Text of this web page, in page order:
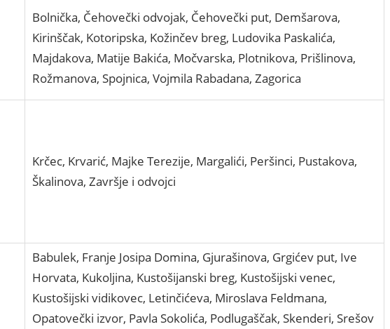
Bolnička, Čehovečki odvojak, Čehovečki put, Demšarova,
Kirinščak, Kotoripska, Kožinčev breg, Ludovika Paskalića,
Majdakova, Matije Bakića, Močvarska, Plotnikova, Prišlinova,
Rožmanova, Spojnica, Vojmila Rabadana, Zagorica
Krčec, Krvarić, Majke Terezije, Margalići, Peršinci, Pustakova,
Škalinova, Završje i odvojci
Babulek, Franje Josipa Domina, Gjurašinova, Grgićev put, Ive
Horvata, Kukoljina, Kustošijanski breg, Kustošijski venec,
Kustošijski vidikovec, Letinčićeva, Miroslava Feldmana,
Opatovečki izvor, Pavla Sokolića, Podlugaščak, Skenderi, Srešov